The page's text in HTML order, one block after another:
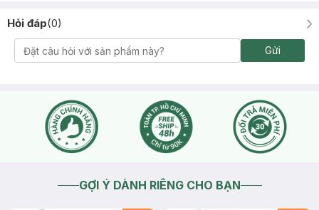
Hỏi đáp(0)
Gửi
GỢI Ý DÀNH RIÊNG CHO BẠN